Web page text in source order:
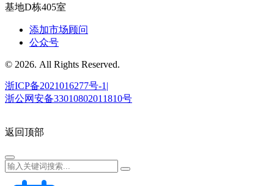
基地D栋405室
添加市场顾问
公众号
© 2026. All Rights Reserved.
浙ICP备2021016277号-1|
浙公网安备33010802011810号
返回顶部